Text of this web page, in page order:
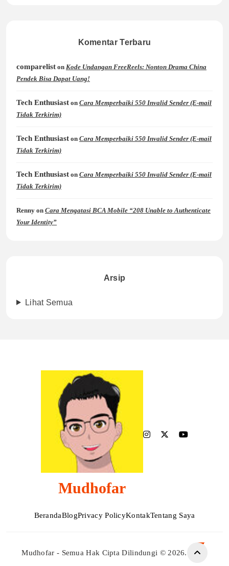
Komentar Terbaru
comparelist on Kode Undangan FreeReels: Nonton Drama China
Pendek Bisa Dapat Uang!
Tech Enthusiast on Cara Memperbaiki 550 Invalid Sender (E-mail
Tidak Terkirim)
Tech Enthusiast on Cara Memperbaiki 550 Invalid Sender (E-mail
Tidak Terkirim)
Tech Enthusiast on Cara Memperbaiki 550 Invalid Sender (E-mail
Tidak Terkirim)
Renny on Cara Mengatasi BCA Mobile “208 Unable to Authenticate
Your Identity”
Arsip
Lihat Semua
Mudhofar
BerandaBlogPrivacy PolicyKontakTentang Saya
Mudhofar - Semua Hak Cipta Dilindungi © 2026.